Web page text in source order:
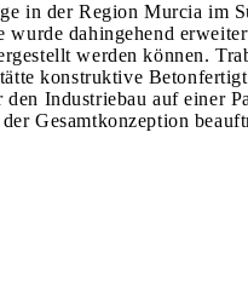
in der Region Murcia im
dahingehend
werden können.
konstruktive
Industriebau auf einer
Gesamtkonzeption